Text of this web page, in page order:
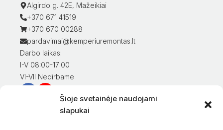
Šioje svetainėje naudojami
slapukai
Algirdo g. 42E, Mažeikiai
+370 671 41519
+370 670 00288
pardavimai@kemperiuremontas.lt
Darbo laikas:
I-V 08:00-17:00
VI-VII Nedirbame
Informacija klientams